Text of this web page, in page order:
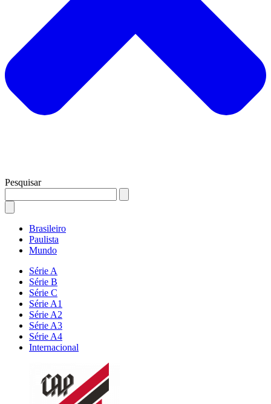
Pesquisar
Brasileiro
Paulista
Mundo
Série A
Série B
Série C
Série A1
Série A2
Série A3
Série A4
Internacional